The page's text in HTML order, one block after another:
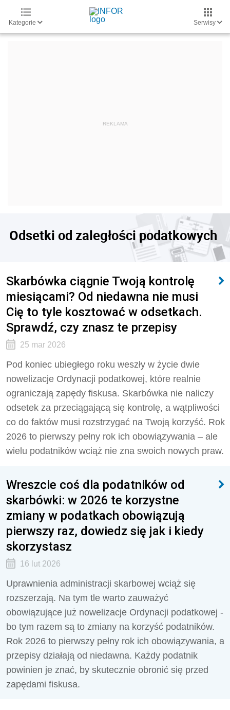
Kategorie Serwisy
Odsetki od zaległości podatkowych
Skarbówka ciągnie Twoją kontrolę
miesiącami? Od niedawna nie musi
Cię to tyle kosztować w odsetkach.
Sprawdź, czy znasz te przepisy
25 mar 2026
Pod koniec ubiegłego roku weszły w życie dwie
nowelizacje Ordynacji podatkowej, które realnie
ograniczają zapędy fiskusa. Skarbówka nie naliczy
odsetek za przeciągającą się kontrolę, a wątpliwości
co do faktów musi rozstrzygać na Twoją korzyść. Rok
2026 to pierwszy pełny rok ich obowiązywania – ale
wielu podatników wciąż nie zna swoich nowych praw.
Wreszcie coś dla podatników od
skarbówki: w 2026 te korzystne
zmiany w podatkach obowiązują
pierwszy raz, dowiedz się jak i kiedy
skorzystasz
16 lut 2026
Uprawnienia administracji skarbowej wciąż się
rozszerzają. Na tym tle warto zauważyć
obowiązujące już nowelizacje Ordynacji podatkowej -
bo tym razem są to zmiany na korzyść podatników.
Rok 2026 to pierwszy pełny rok ich obowiązywania, a
przepisy działają od niedawna. Każdy podatnik
powinien je znać, by skutecznie obronić się przed
zapędami fiskusa.